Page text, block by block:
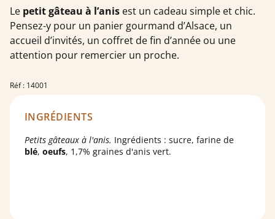
Le petit gâteau à l’anis est un cadeau simple et chic.
Pensez-y pour un panier gourmand d’Alsace, un
accueil d’invités, un coffret de fin d’année ou une
attention pour remercier un proche.
Réf : 14001
INGRÉDIENTS
Petits gâteaux à l'anis. Ingrédients : sucre, farine de
blé, oeufs, 1,7% graines d'anis vert.